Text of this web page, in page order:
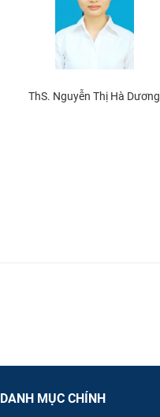
ThS. Nguyễn Thị Hà Dương
DANH MỤC CHÍNH